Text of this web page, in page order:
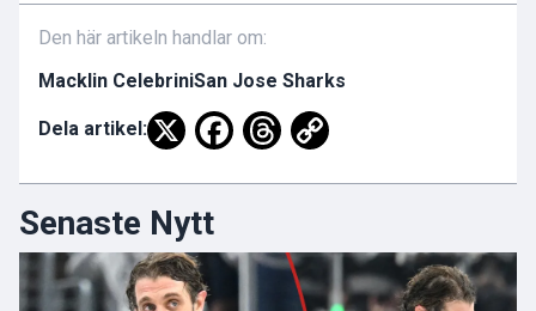
Den här artikeln handlar om:
Macklin CelebriniSan Jose Sharks
Dela artikel:
Senaste Nytt